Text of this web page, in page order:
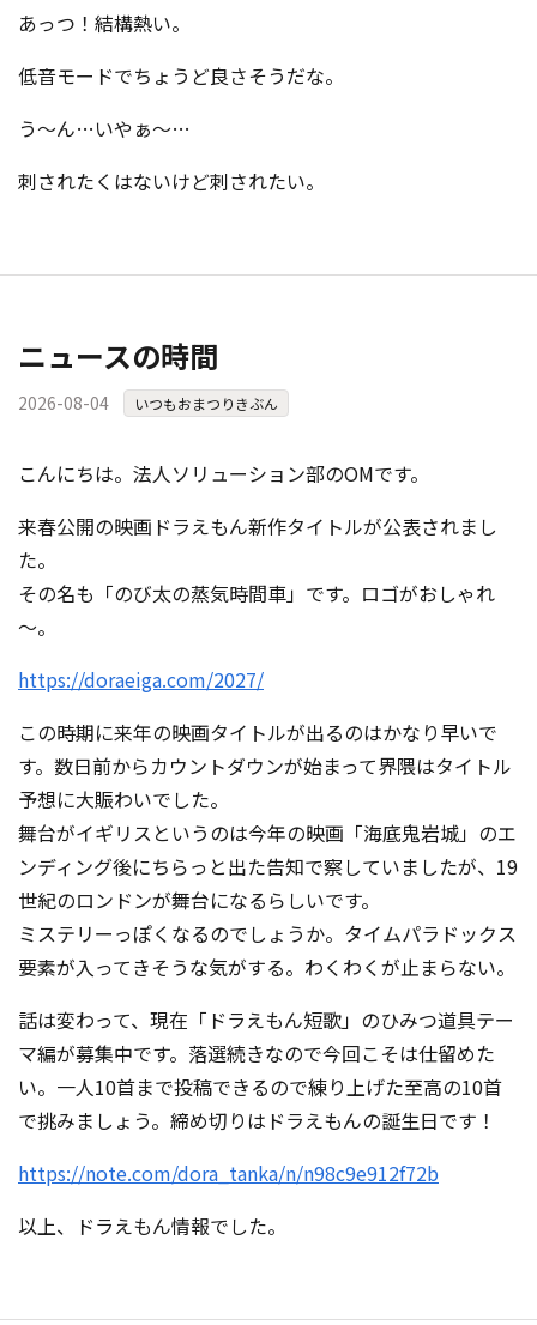
あっつ！結構熱い。
低音モードでちょうど良さそうだな。
う〜ん…いやぁ〜…
刺されたくはないけど刺されたい。
ニュースの時間
2026-08-04 いつもおまつりきぶん
こんにちは。法人ソリューション部のOMです。
来春公開の映画ドラえもん新作タイトルが公表されまし
た。
その名も「のび太の蒸気時間車」です。ロゴがおしゃれ
～。
https://doraeiga.com/2027/
この時期に来年の映画タイトルが出るのはかなり早いで
す。数日前からカウントダウンが始まって界隈はタイトル
予想に大賑わいでした。
舞台がイギリスというのは今年の映画「海底鬼岩城」のエ
ンディング後にちらっと出た告知で察していましたが、19
世紀のロンドンが舞台になるらしいです。
ミステリーっぽくなるのでしょうか。タイムパラドックス
要素が入ってきそうな気がする。わくわくが止まらない。
話は変わって、現在「ドラえもん短歌」のひみつ道具テー
マ編が募集中です。落選続きなので今回こそは仕留めた
い。一人10首まで投稿できるので練り上げた至高の10首
で挑みましょう。締め切りはドラえもんの誕生日です！
https://note.com/dora_tanka/n/n98c9e912f72b
以上、ドラえもん情報でした。